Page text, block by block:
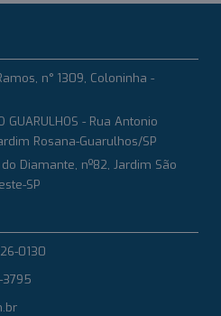
n° 1309, Coloninha -
GUARULHOS - Rua Antonio
Rosana-Guarulhos/SP
do Diamante, nº82, Jardim São
SP
0130